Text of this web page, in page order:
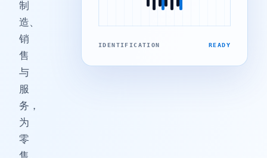
制
造、
销
售
与
服
务，
为
零
IDENTIFICATION READY